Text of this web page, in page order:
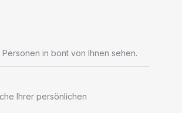
in bont von Ihnen sehen.
Ihrer persönlichen